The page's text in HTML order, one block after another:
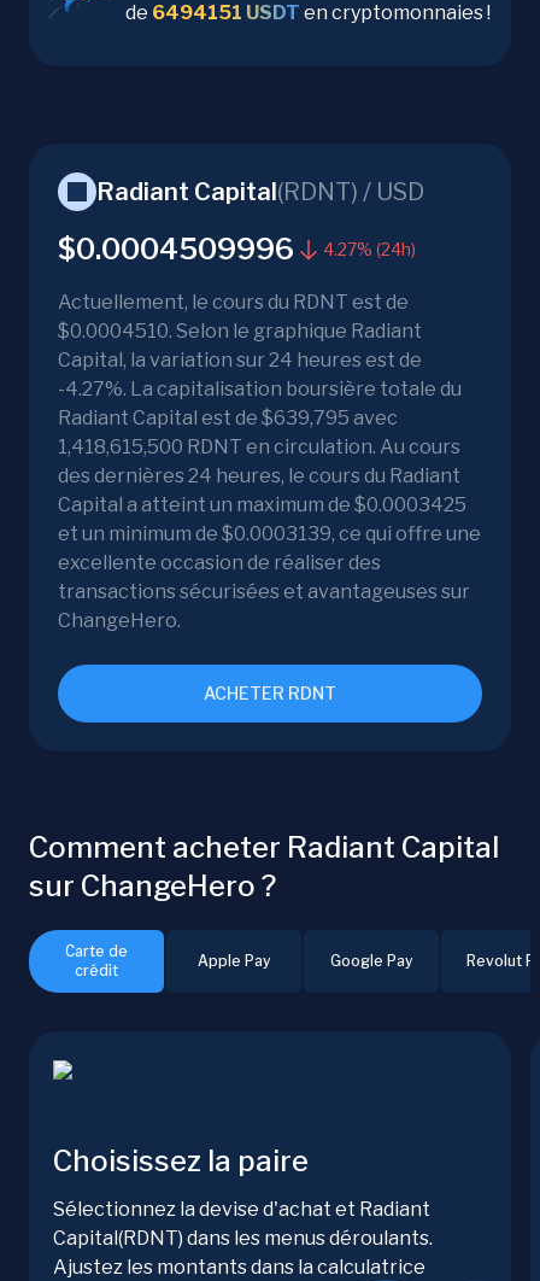
de 6494151 USDT en cryptomonnaies !
Radiant Capital(RDNT) / USD
$0.0004509996 4.27% (24h)
Actuellement, le cours du RDNT est de
$0.0004510. Selon le graphique Radiant
Capital, la variation sur 24 heures est de
-4.27%. La capitalisation boursière totale du
Radiant Capital est de $639,795 avec
1,418,615,500 RDNT en circulation. Au cours
des dernières 24 heures, le cours du Radiant
Capital a atteint un maximum de $0.0003425
et un minimum de $0.0003139, ce qui offre une
excellente occasion de réaliser des
transactions sécurisées et avantageuses sur
ChangeHero.
ACHETER RDNT
Comment acheter Radiant Capital
sur ChangeHero ?
Carte de
crédit
Apple Pay Google Pay Revolut
Choisissez la paire
Sélectionnez la devise d'achat et Radiant
Capital(RDNT) dans les menus déroulants.
Ajustez les montants dans la calculatrice